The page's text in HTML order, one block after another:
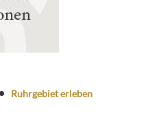
Ruhrgebiet erleben